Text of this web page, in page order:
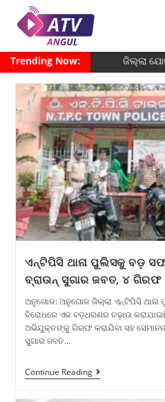
Trending Now: ଜିଲ୍ଲା
ଏନ୍‌ଟିପିସି ଥାନା ପୁଲିସକୁ ବଡ଼
ବ୍ରାଉନ୍ ସୁଗାର ଜବତ, ୪ ଗିରଫ
ଅନୁଗୋଳ: ଅନୁଗୋଳ ଜିଲ୍ଲା ଏନ୍‌ଟିପିସି ଥାନା
ବିରୋଧରେ ଏକ ବଡ଼ଧରଣର ଚଢ଼ାଉ
ଅଭିଯୁକ୍ତଙ୍କୁ ଗିରଫ କରାଯିବା ସହ
ସୁଗାର ଜବତ…
Continue Reading